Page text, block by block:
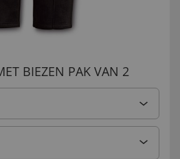
BIEZEN PAK VAN 2